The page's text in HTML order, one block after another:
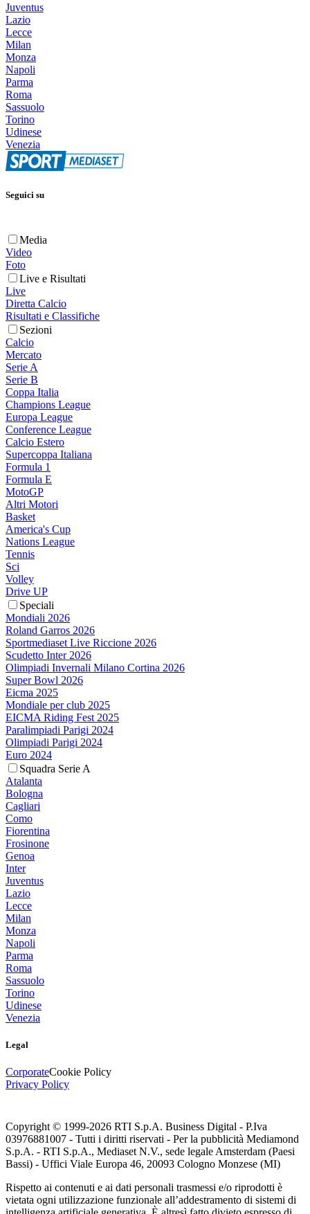
Juventus
Lazio
Lecce
Milan
Monza
Napoli
Parma
Roma
Sassuolo
Torino
Udinese
Venezia
Seguici su
Media
Video
Foto
Live e Risultati
Live
Diretta Calcio
Risultati e Classifiche
Sezioni
Calcio
Mercato
Serie A
Serie B
Coppa Italia
Champions League
Europa League
Conference League
Calcio Estero
Supercoppa Italiana
Formula 1
Formula E
MotoGP
Altri Motori
Basket
America's Cup
Nations League
Tennis
Sci
Volley
Drive UP
Speciali
Mondiali 2026
Roland Garros 2026
Sportmediaset Live Riccione 2026
Scudetto Inter 2026
Olimpiadi Invernali Milano Cortina 2026
Super Bowl 2026
Eicma 2025
Mondiale per club 2025
EICMA Riding Fest 2025
Paralimpiadi Parigi 2024
Olimpiadi Parigi 2024
Euro 2024
Squadra Serie A
Atalanta
Bologna
Cagliari
Como
Fiorentina
Frosinone
Genoa
Inter
Juventus
Lazio
Lecce
Milan
Monza
Napoli
Parma
Roma
Sassuolo
Torino
Udinese
Venezia
Legal
CorporateCookie Policy
Privacy Policy
Copyright © 1999-2026 RTI S.p.A. Business Digital - P.Iva
03976881007 - Tutti i diritti riservati - Per la pubblicità Mediamond
S.p.A. - RTI S.p.A., Mediaset N.V., sede legale Amsterdam (Paesi
Bassi) - Uffici Viale Europa 46, 20093 Cologno Monzese (MI)
Rispetto ai contenuti e ai dati personali trasmessi e/o riprodotti è
vietata ogni utilizzazione funzionale all’addestramento di sistemi di